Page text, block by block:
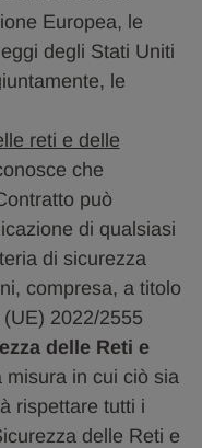
Europea, le
degli Stati Uniti
le
reti e delle
che
può
di qualsiasi
di sicurezza
compresa, a titolo
2022/2555
delle Reti e
misura in cui ciò sia
rispettare tutti i
delle Reti e